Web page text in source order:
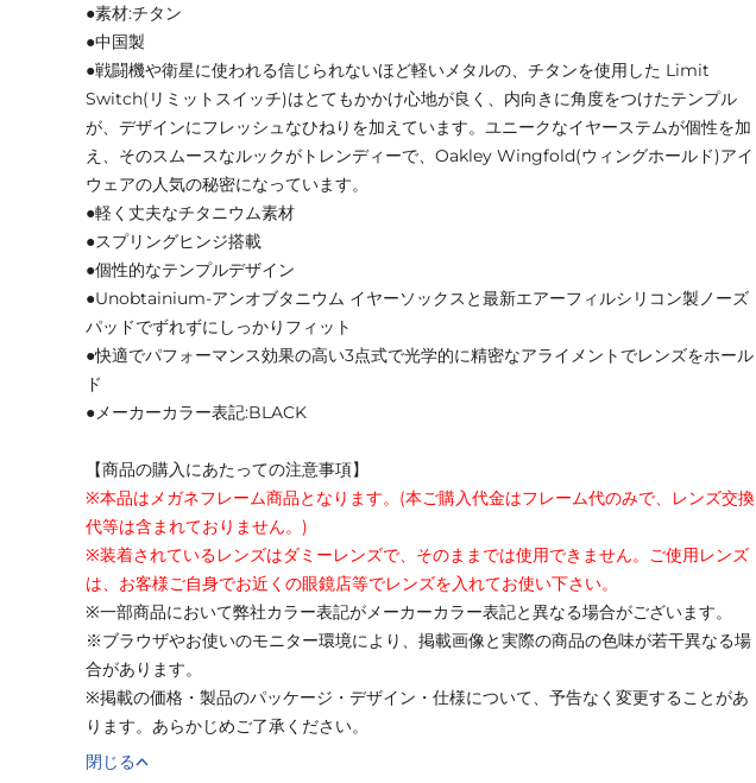
●素材:チタン
●中国製
●戦闘機や衛星に使われる信じられないほど軽いメタルの、チタンを使用した Limit
Switch(リミットスイッチ)はとてもかかけ心地が良く、内向きに角度をつけたテンプル
が、デザインにフレッシュなひねりを加えています。ユニークなイヤーステムが個性を加
え、そのスムースなルックがトレンディーで、Oakley Wingfold(ウィングホールド)アイ
ウェアの人気の秘密になっています。
●軽く丈夫なチタニウム素材
●スプリングヒンジ搭載
●個性的なテンプルデザイン
●Unobtainium-アンオブタニウム イヤーソックスと最新エアーフィルシリコン製ノーズ
パッドでずれずにしっかりフィット
●快適でパフォーマンス効果の高い3点式で光学的に精密なアライメントでレンズをホール
ド
●メーカーカラー表記:BLACK
【商品の購入にあたっての注意事項】
※本品はメガネフレーム商品となります。(本ご購入代金はフレーム代のみで、レンズ交換
代等は含まれておりません。)
※装着されているレンズはダミーレンズで、そのままでは使用できません。ご使用レンズ
は、お客様ご自身でお近くの眼鏡店等でレンズを入れてお使い下さい。
※一部商品において弊社カラー表記がメーカーカラー表記と異なる場合がございます。
※ブラウザやお使いのモニター環境により、掲載画像と実際の商品の色味が若干異なる場
合があります。
※掲載の価格・製品のパッケージ・デザイン・仕様について、予告なく変更することがあ
ります。あらかじめご了承ください。
閉じる